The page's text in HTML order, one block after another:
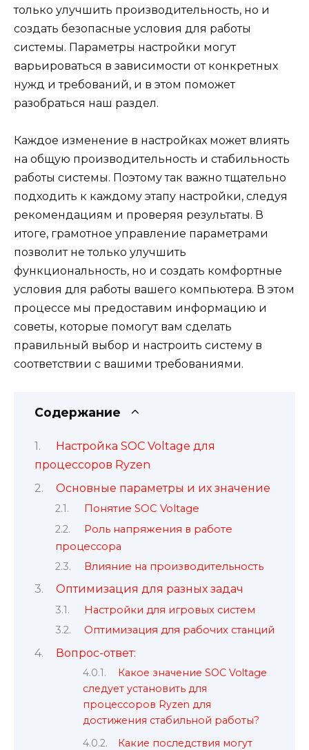
только улучшить производительность, но и
создать безопасные условия для работы
системы. Параметры настройки могут
варьироваться в зависимости от конкретных
нужд и требований, и в этом поможет
разобраться наш раздел.
Каждое изменение в настройках может влиять
на общую производительность и стабильность
работы системы. Поэтому так важно тщательно
подходить к каждому этапу настройки, следуя
рекомендациям и проверяя результаты. В
итоге, грамотное управление параметрами
позволит не только улучшить
функциональность, но и создать комфортные
условия для работы вашего компьютера. В этом
процессе мы предоставим информацию и
советы, которые помогут вам сделать
правильный выбор и настроить систему в
соответствии с вашими требованиями.
Содержание
Настройка SOC Voltage для
процессоров Ryzen
Основные параметры и их значение
Понятие SOC Voltage
Роль напряжения в работе
процессора
Влияние на производительность
Оптимизация для разных задач
Настройки для игровых систем
Оптимизация для рабочих станций
Вопрос-ответ:
Какое значение SOC Voltage
следует установить для
процессоров Ryzen для
достижения стабильной работы?
Какие последствия могут